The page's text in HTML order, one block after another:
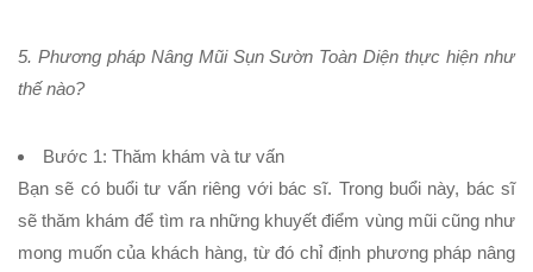
5. Phương pháp Nâng Mũi Sụn Sườn Toàn Diện thực hiện như
thế nào?
Bước 1: Thăm khám và tư vấn
Bạn sẽ có buổi tư vấn riêng với bác sĩ. Trong buổi này, bác sĩ
sẽ thăm khám để tìm ra những khuyết điểm vùng mũi cũng như
mong muốn của khách hàng, từ đó chỉ định phương pháp nâng